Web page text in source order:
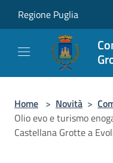
Regione Puglia
Home > Novità >
Olio evo e turismo
Castellana Grotte a